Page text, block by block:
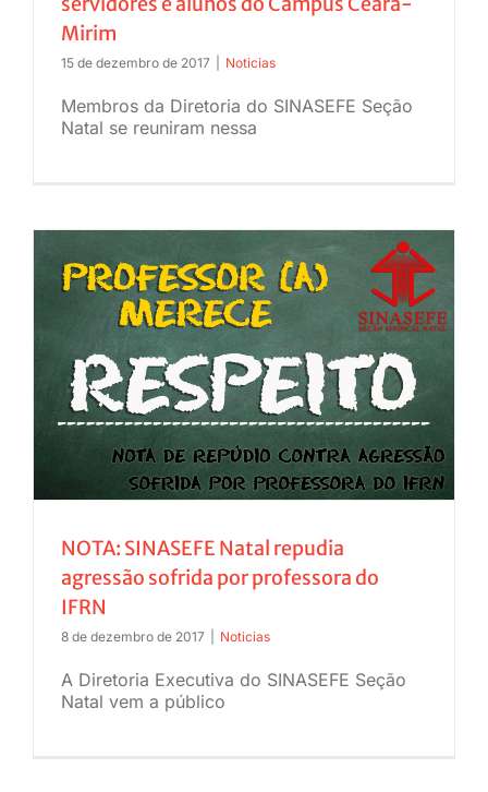
JURÍDICO
CLUBE
Mirim
15 de dezembro de 2017 Noticias
Membros da Diretoria do SINASEFE Seção
Natal se reuniram nessa
NOTA: SINASEFE Natal repudia
agressão sofrida por professora do
IFRN
8 de dezembro de 2017 Noticias
A Diretoria Executiva do SINASEFE Seção
Natal vem a público